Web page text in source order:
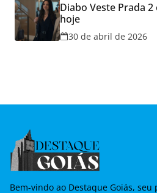
Diabo Veste Prada
hoje
30 de abril de 2026
Bem-vindo ao Destaque Goiás,